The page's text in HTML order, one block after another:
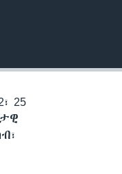
25